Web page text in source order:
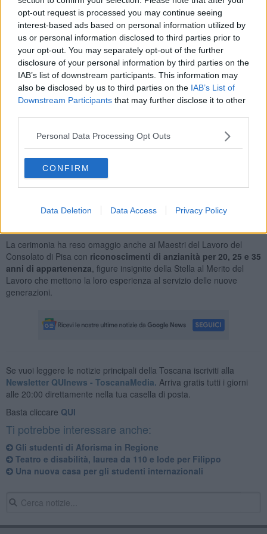
opt-out request is processed you may continue seeing
interest-based ads based on personal information utilized by
us or personal information disclosed to third parties prior to
your opt-out. You may separately opt-out of the further
disclosure of your personal information by third parties on the
IAB’s list of downstream participants. This information may
also be disclosed by us to third parties on the IAB’s List of
Downstream Participants that may further disclose it to other
Personal Data Processing Opt Outs
CONFIRM
Data Deletion Data Access Privacy Policy
edizione. Il premio è pensato per rendere viva la memoria del
Maestro del LavoroAlberto Ottolenghi, storico console
provinciale che affrontò con coraggio le prove delle leggi razziali e
della guerra, per poi affermarsi come dirigente d'azienda e
promotore instancabile del valore del lavoro.
Protagonisti assoluti sono stati i sei ragazzi e ragazze che hanno
concluso con risultati eccellenti il loro percorso nelle scuole
superiori della provincia pisana. Si tratta di
Giulia Becherini
liceo classico "Galileo Galilei" di Pisa,Sara Bacciardi
Francesco
Valeria Fedelidel liceo "Carducci" di Volterra e
del liceo "Buonarroti" di Pisa. Gli studenti e le studentesse, non solo
brillanti a scuola ma accomunati anche da un forte impegno sociale
Ottolenghi, che continua con dedizione a custodire l’eredità del
La cerimonia ha reso omaggio anche ai Maestri del Lavoro del
Consolato di Pisa con riconoscimenti di anzianità per 20, 25 e 35
anni di appartenenza , figure insignite della Stella al Merito del
Lavoro che mettono la loro esperienza al servizio delle nuove
generazioni.
Se vuoi leggere le notizie principali della Toscana iscriviti alla
Newsletter QUInews - ToscanaMedia. Arriva gratis tutti i giorni
alle 20:00 direttamente nella tua casella di posta.
Basta cliccare QUI
Ti potrebbe interessare anche:
Gli studenti di Aforisma in Regione
Teatro e disabilità, laurea da 110 e lode per Filippo
Una nuova casa per gli studenti internazionali